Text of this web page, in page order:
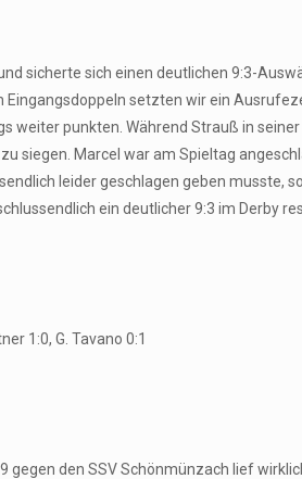
sicherte sich einen deutlichen 9:3-
setzten wir ein
weiter punkten. Während Strauß in
siegen. Marcel war am Spieltag
leider geschlagen geben musste,
ein deutlicher 9:3 im Derby
1:0, G. Tavano 0:1
den SSV Schönmünzach lief